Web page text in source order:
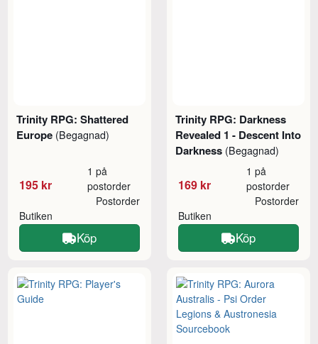
Trinity RPG: Shattered
Europe (Begagnad)
195 kr
1 på
postorder
Butiken
Postorder
Köp
Trinity RPG: Darkness
Revealed 1 - Descent Into
Darkness (Begagnad)
169 kr
1 på
postorder
Butiken
Postorder
Köp